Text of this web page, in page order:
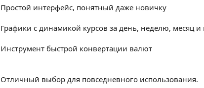
Простой интерфейс, понятный даже новичку
Графики с динамикой курсов за день, неделю, месяц и
Инструмент быстрой конвертации валют
Отличный выбор для повседневного использования.